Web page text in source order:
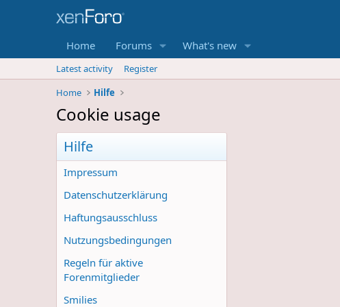
Home Forums What's new
Latest activity
Register
Home
Hilfe
Cookie usage
Hilfe
Impressum
Datenschutzerklärung
Haftungsausschluss
Nutzungsbedingungen
Regeln für aktive
Forenmitglieder
Smilies